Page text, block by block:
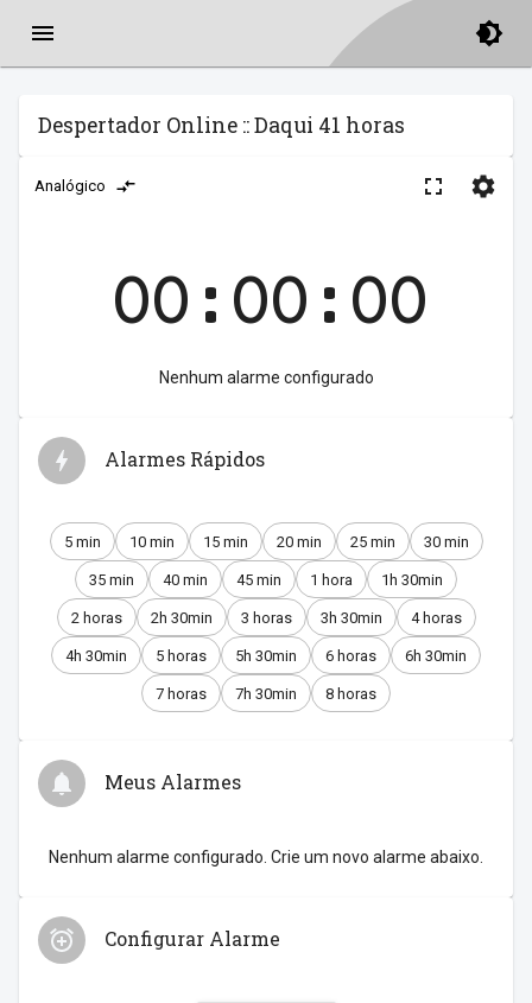
Despertador Online :: Daqui 41 horas
Analógico
00:00:00
Nenhum alarme configurado
Alarmes Rápidos
5 min 10 min 15 min 20 min 25 min 30 min
35 min 40 min 45 min 1 hora 1h 30min
2 horas 2h 30min 3 horas 3h 30min 4 horas
4h 30min 5 horas 5h 30min 6 horas 6h 30min
7 horas 7h 30min 8 horas
Meus Alarmes
Nenhum alarme configurado. Crie um novo alarme abaixo.
Configurar Alarme